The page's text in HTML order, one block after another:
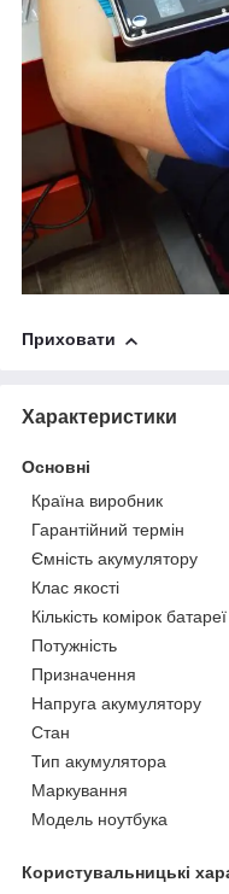
Приховати
Характеристики
Основні
Країна виробник
Гарантійний термін
Ємність акумулятору
Клас якості
Кількість комірок батареї
Потужність
Призначення
Напруга акумулятору
Стан
Тип акумулятора
Маркування
Модель ноутбука
Користувальницькі